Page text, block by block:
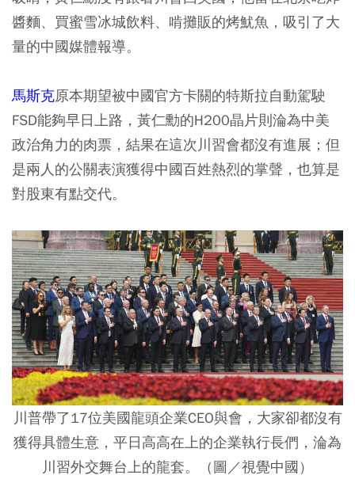
醬麵、買蜜雪冰城飲料、啃攤販的烤魷魚，吸引了大
量的中國媒體報導。
馬斯克原本期望被中國官方卡關的特斯拉自動駕駛
FSD能夠早日上路，黃仁勳的H200晶片則淪為中美
政治角力的肉票，結果在這次川習會都沒有進展；但
是兩人的公關表演獲得中國百姓熱烈的掌聲，也算是
對股東有點交代。
川普帶了17位美國龍頭企業CEO與會，大家卻都沒有
獲得具體生意，平日高高在上的企業執行長們，淪為
川習外交舞台上的龍套。（圖／視覺中國）